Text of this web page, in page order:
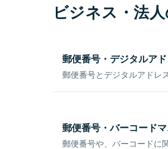
ビジネス・法
郵便番号・デジタルア
郵便番号とデジタルアドレ
郵便番号・バーコード
郵便番号や、バーコードに